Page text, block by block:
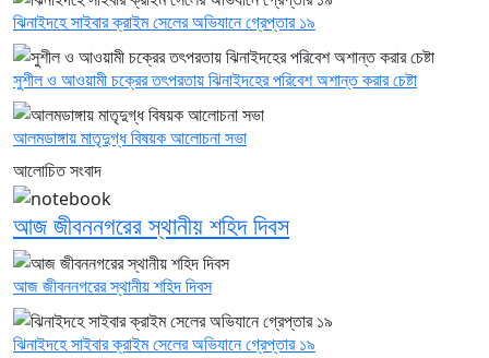
ঝিনাইদহে সাইবার ক্রাইম সেলের অভিযানে গ্রেপ্তার ১৯
সুশীল ও আওয়ামী চক্রের তৎপরতায় ঝিনাইদহের পরিবেশ অশান্ত করার চেষ্টা
আলমডাঙ্গায় মাতৃদুগ্ধ বিষয়ক আলোচনা সভা
আলোচিত সংবাদ
আজ জীবননগরের স্থানীয় শহিদ দিবস
আজ জীবননগরের স্থানীয় শহিদ দিবস
ঝিনাইদহে সাইবার ক্রাইম সেলের অভিযানে গ্রেপ্তার ১৯